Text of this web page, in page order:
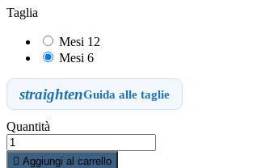
Taglia
Mesi 12
Mesi 6
straightenGuida alle taglie
Quantità
 Aggiungi al carrello